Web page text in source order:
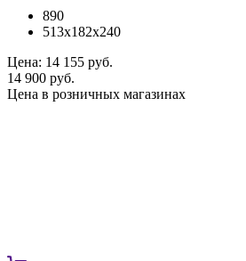
890
513x182x240
Цена: 14 155 руб.
14 900 руб.
Цена в розничных магазинах